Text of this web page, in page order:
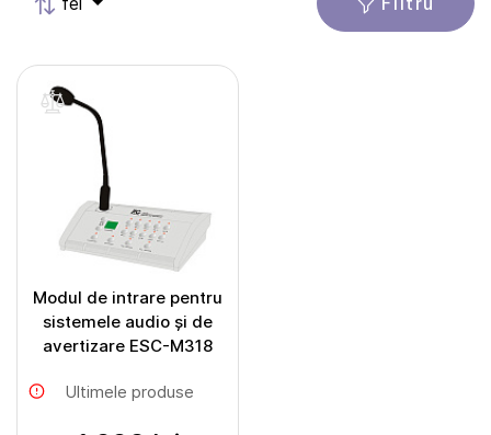
Modul de intrare pentru
sistemele audio și de
avertizare ESC-M318
Ultimele produse